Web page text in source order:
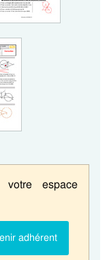
espace
adhérent